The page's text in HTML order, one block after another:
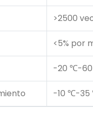
>2500
<5% por
-20 ℃-
-10 ℃-